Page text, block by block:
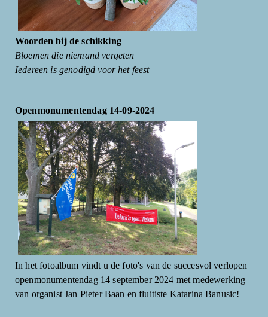
Woorden bij de schikking
Bloemen die niemand vergeten
Iedereen is genodigd voor het feest
Openmonumentendag 14-09-2024
In het fotoalbum vindt u de foto's van de succesvol verlopen
openmonumentendag 14 september 2024 met medewerking
van organist Jan Pieter Baan en fluitiste Katarina Banusic!